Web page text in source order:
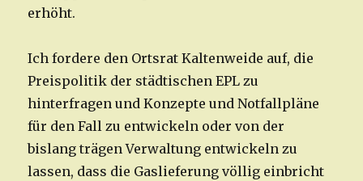
erhöht.
Ich fordere den Ortsrat Kaltenweide auf, die
Preispolitik der städtischen EPL zu
hinterfragen und Konzepte und Notfallpläne
für den Fall zu entwickeln oder von der
bislang trägen Verwaltung entwickeln zu
lassen, dass die Gaslieferung völlig einbricht